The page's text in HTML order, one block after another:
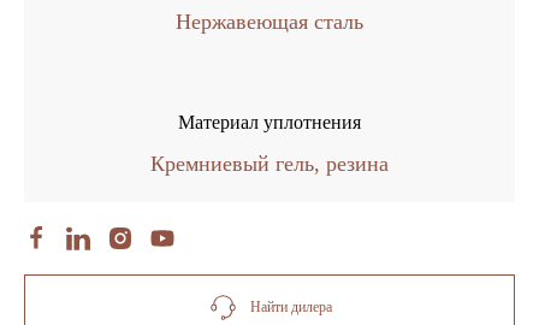
Нержавеющая сталь
Материал уплотнения
Кремниевый гель, резина
Найти дилера